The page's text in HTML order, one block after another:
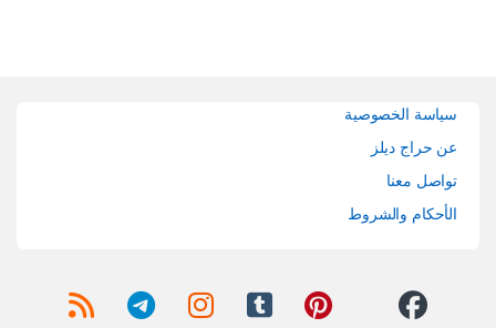
سياسة الخصوصية
عن حراج ديلز
تواصل معنا
الأحكام والشروط